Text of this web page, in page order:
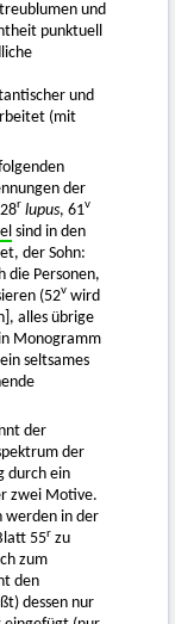
und
punktuell
und
(mit
der
r lupus, 61v
sind in den
der Sohn:
die Personen,
(52v wird
alles übrige
Monogramm
ein seltsames
der
der
durch ein
zwei Motive.
werden in der
55r zu
zum
den
dessen nur